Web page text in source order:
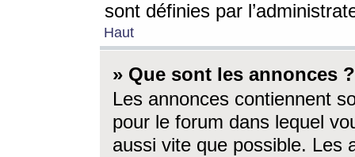
sont définies par
Haut
» Que sont les annonces ?
Les annonces contiennent
pour le forum dans lequel
aussi vite que possible. Les